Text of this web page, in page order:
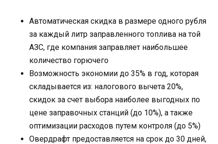
Автоматическая скидка в размере одного рубля
за каждый литр заправленного топлива на той
АЗС, где компания заправляет наибольшее
количество горючего
Возможность экономии до 35% в год, которая
складывается из: налогового вычета 20%,
скидок за счет выбора наиболее выгодных по
цене заправочных станций (до 10%), а также
оптимизации расходов путем контроля (до 5%)
Овердрафт предоставляется на срок до 30 дней,